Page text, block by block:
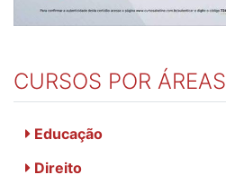
CURSOS POR ÁREAS
Educação
Direito